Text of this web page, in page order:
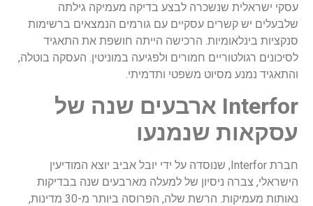
עסקי ישראלית שנשכרה לבצע בדיקה מעמיקה גילתה
שלבעלים יש קשרים עסקיים עם גורמים הנמצאים ברשימות
סנקציות בינלאומיות. הרכישה הייתה חושפת את התאגיד
לסיכונים רגולטוריים חמורים ולפגיעה במוניטין. העסקה בוטלה,
והתאגיד נמנע מסיוט משפטי ותדמיתי.
Interfor ארבעים שנה של
עסקאות שנמנעו
חברת Interfor, שנוסדה על ידי יובל אביב יוצא המודיעין
הישראלי, צברה ניסיון של למעלה מארבעים שנה בבדיקות
נאותות מעמיקות. הרשת שלה, הפרוסה ביותר מ-30 מדינות,